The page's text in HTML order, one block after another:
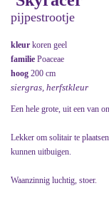
pijpestrootje
kleur koren geel
familie Poaceae
hoog 200 cm
siergras, herfstkleur
Een hele grote, uit een van
Lekker om solitair te
kunnen uitbuigen.
Waanzinnig luchtig, stoer.